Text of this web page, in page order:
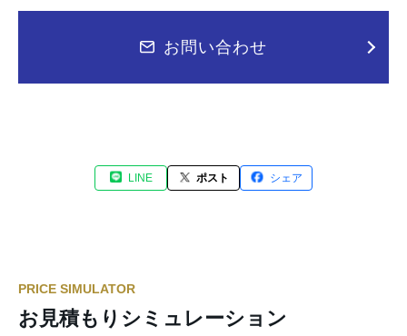
お問い合わせ
LINE ポスト シェア
PRICE SIMULATOR
お見積もりシミュレーション